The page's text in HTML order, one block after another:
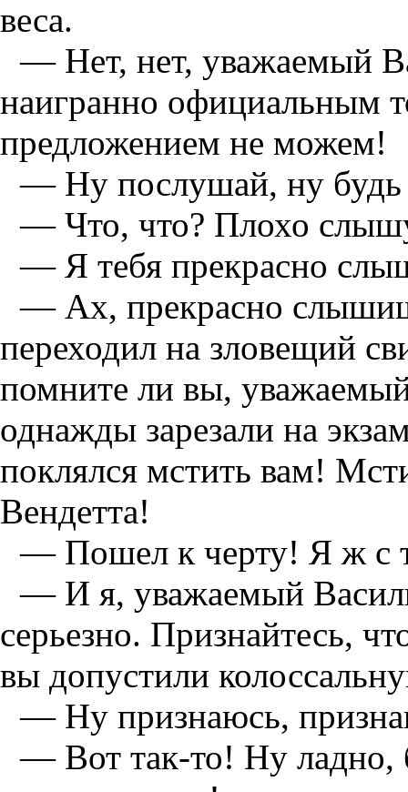
веса.
— Нет, нет, уважаемый
наигранно официальным
предложением не можем!
— Ну послушай, ну будь
— Что, что? Плохо
— Я тебя прекрасно
— Ах, прекрасно
переходил на зловещий
помните ли вы,
однажды зарезали на
поклялся мстить вам!
Вендетта!
— Пошел к черту! Я ж с
— И я, уважаемый
серьезно. Признайтесь,
вы допустили
— Ну признаюсь,
— Вот так-то! Ну ладно,